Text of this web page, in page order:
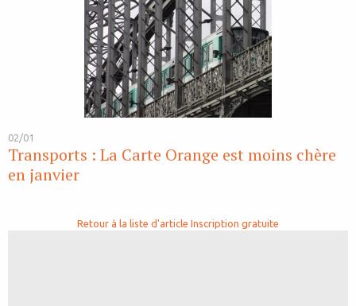
02/01
Transports : La Carte Orange est moins chère
en janvier
Retour à la liste d'article Inscription gratuite